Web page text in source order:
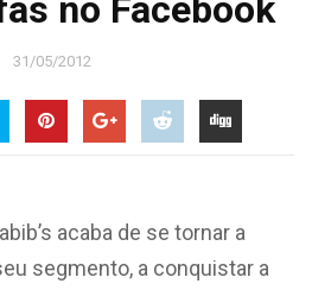
no Facebook
31/05/2012
acaba de se tornar a
segmento, a conquistar a